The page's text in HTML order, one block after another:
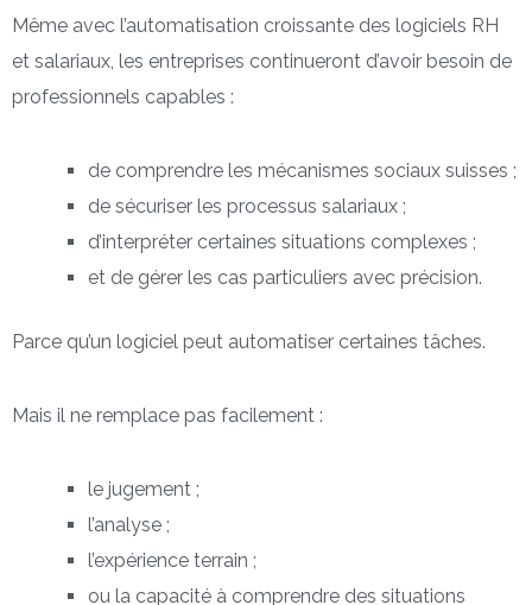
Même avec l’automatisation croissante des logiciels RH
et salariaux, les entreprises continueront d’avoir besoin de
professionnels capables :
de comprendre les mécanismes sociaux suisses ;
de sécuriser les processus salariaux ;
d’interpréter certaines situations complexes ;
et de gérer les cas particuliers avec précision.
Parce qu’un logiciel peut automatiser certaines tâches.
Mais il ne remplace pas facilement :
le jugement ;
l’analyse ;
l’expérience terrain ;
ou la capacité à comprendre des situations